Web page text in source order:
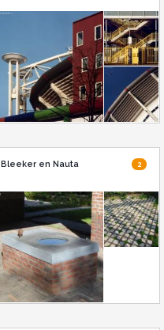
2
Bleeker en Nauta